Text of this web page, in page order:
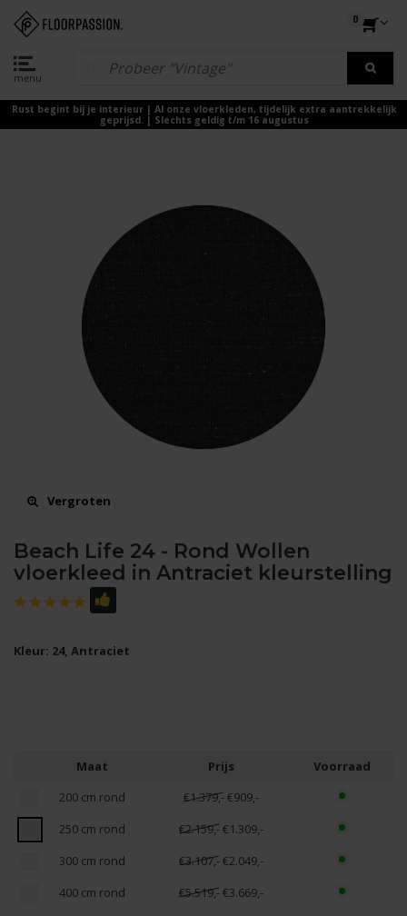
menu
0
Rust begint bij je interieur | Al onze vloerkleden, tijdelijk extra aantrekkelijk
geprijsd. | Slechts geldig t/m 16 augustus
Vergroten
Beach Life 24 - Rond Wollen
vloerkleed in Antraciet kleurstelling
Kleur: 24, Antraciet
Maat Prijs
Voorraad
200 cm rond
€1.379,-€909,-
250 cm rond
€2.159,-€1.309,-
300 cm rond
€3.107,-€2.049,-
400 cm rond
€5.519,-€3.669,-